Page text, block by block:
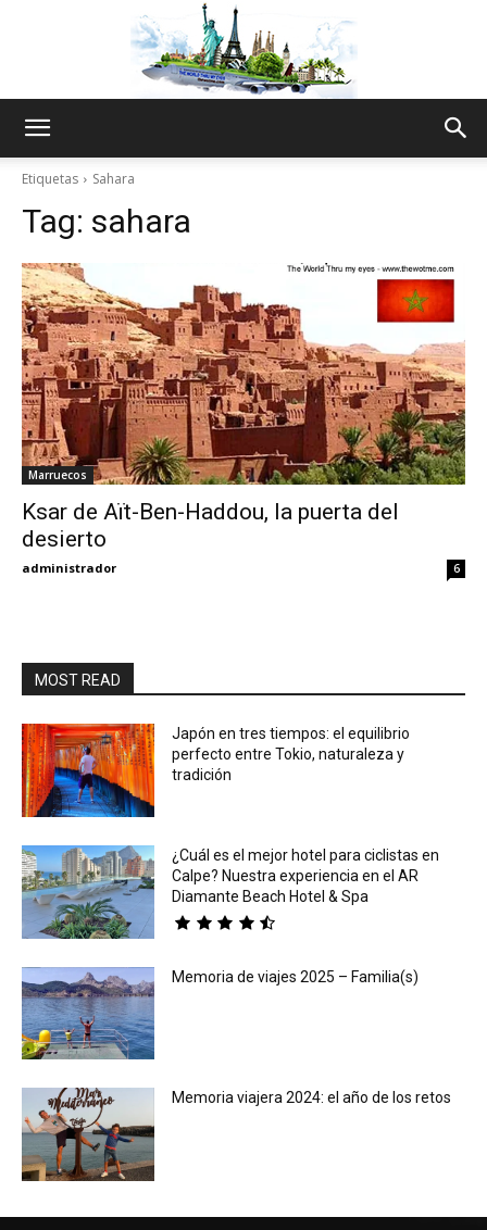
Thru
Etiquetas Sahara
Tag: sahara
Marruecos
Ksar de Aït-Ben-Haddou, la puerta del
desierto
administrador 6
MOST READ
Japón en tres tiempos: el equilibrio
perfecto entre Tokio, naturaleza y
tradición
¿Cuál es el mejor hotel para ciclistas en
Calpe? Nuestra experiencia en el AR
Diamante Beach Hotel & Spa
Memoria de viajes 2025 – Familia(s)
Memoria viajera 2024: el año de los retos